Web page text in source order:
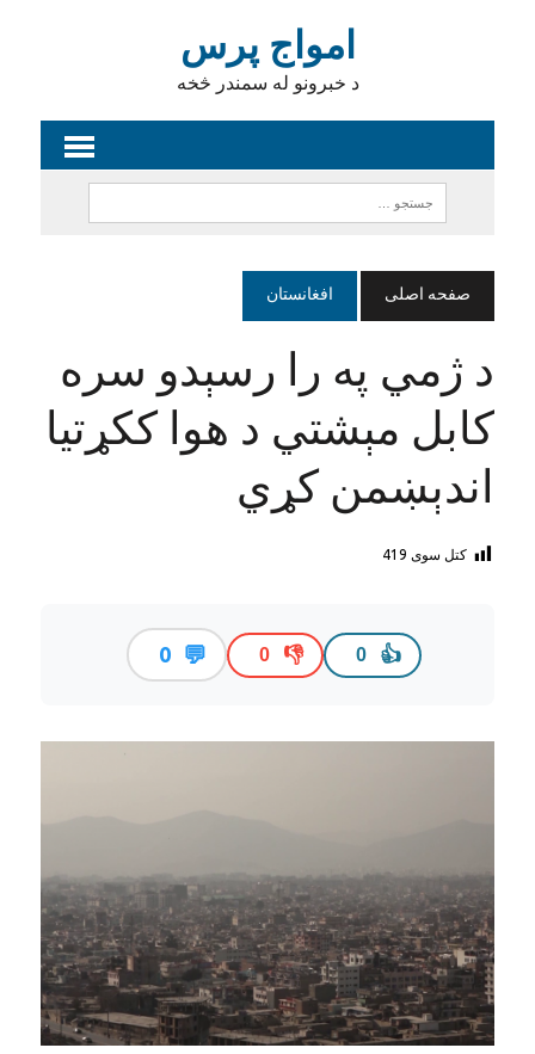
امواج پرس
د خبرونو له سمندر څخه
صفحه اصلی افغانستان
د ژمي په را رسېدو سره
کابل مېشتي د هوا ککړتیا
اندېښمن کړي
کتل سوی 419
👍
0
👎
0
💬
0